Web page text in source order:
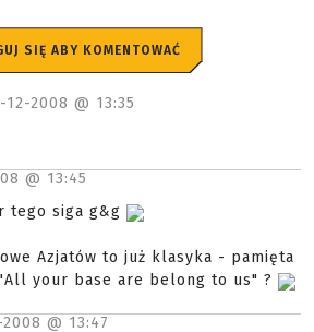
SIĘ ABY KOMENTOWAĆ
12-2008 @ 13:35
@ 13:45
tego siga g&g
Azjatów to już klasyka - pamięta
your base are belong to us" ?
@ 13:47